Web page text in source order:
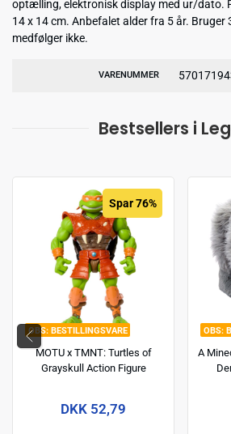
optælling, elektronisk display med ur/dato.
14 x 14 cm. Anbefalet alder fra 5 år. Bruger
medfølger ikke.
VARENUMMER
Bestsellers i
BESTILLINGSVARE
Spar 76%
MOTU x TMNT: Turtles of
Grayskull Action Figure
DKK 52,79
A